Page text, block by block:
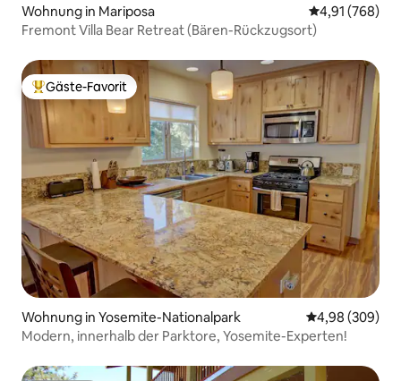
Wohnung in Mariposa
4,91 (768)
Fremont Villa Bear Retreat (Bären-Rückzugsort)
Beliebter Gäste-Favorit.
Gäste-Favorit
Wohnung in Yosemite-Nationalpark
4,98 (309)
Modern, innerhalb der Parktore, Yosemite-Experten!